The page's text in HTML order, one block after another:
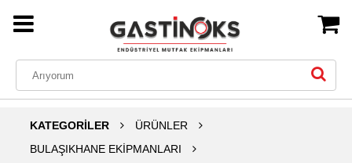
KATEGORİLER
ÜRÜNLER
BULAŞIKHANE EKİPMANLARI